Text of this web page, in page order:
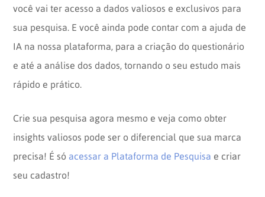
você vai ter acesso a dados valiosos e exclusivos para
sua pesquisa. E você ainda pode contar com a ajuda de
IA na nossa plataforma, para a criação do questionário
e até a análise dos dados, tornando o seu estudo mais
rápido e prático.
Crie sua pesquisa agora mesmo e veja como obter
insights valiosos pode ser o diferencial que sua marca
precisa! É sóacessar a Plataforma de Pesquisa e criar
seu cadastro!